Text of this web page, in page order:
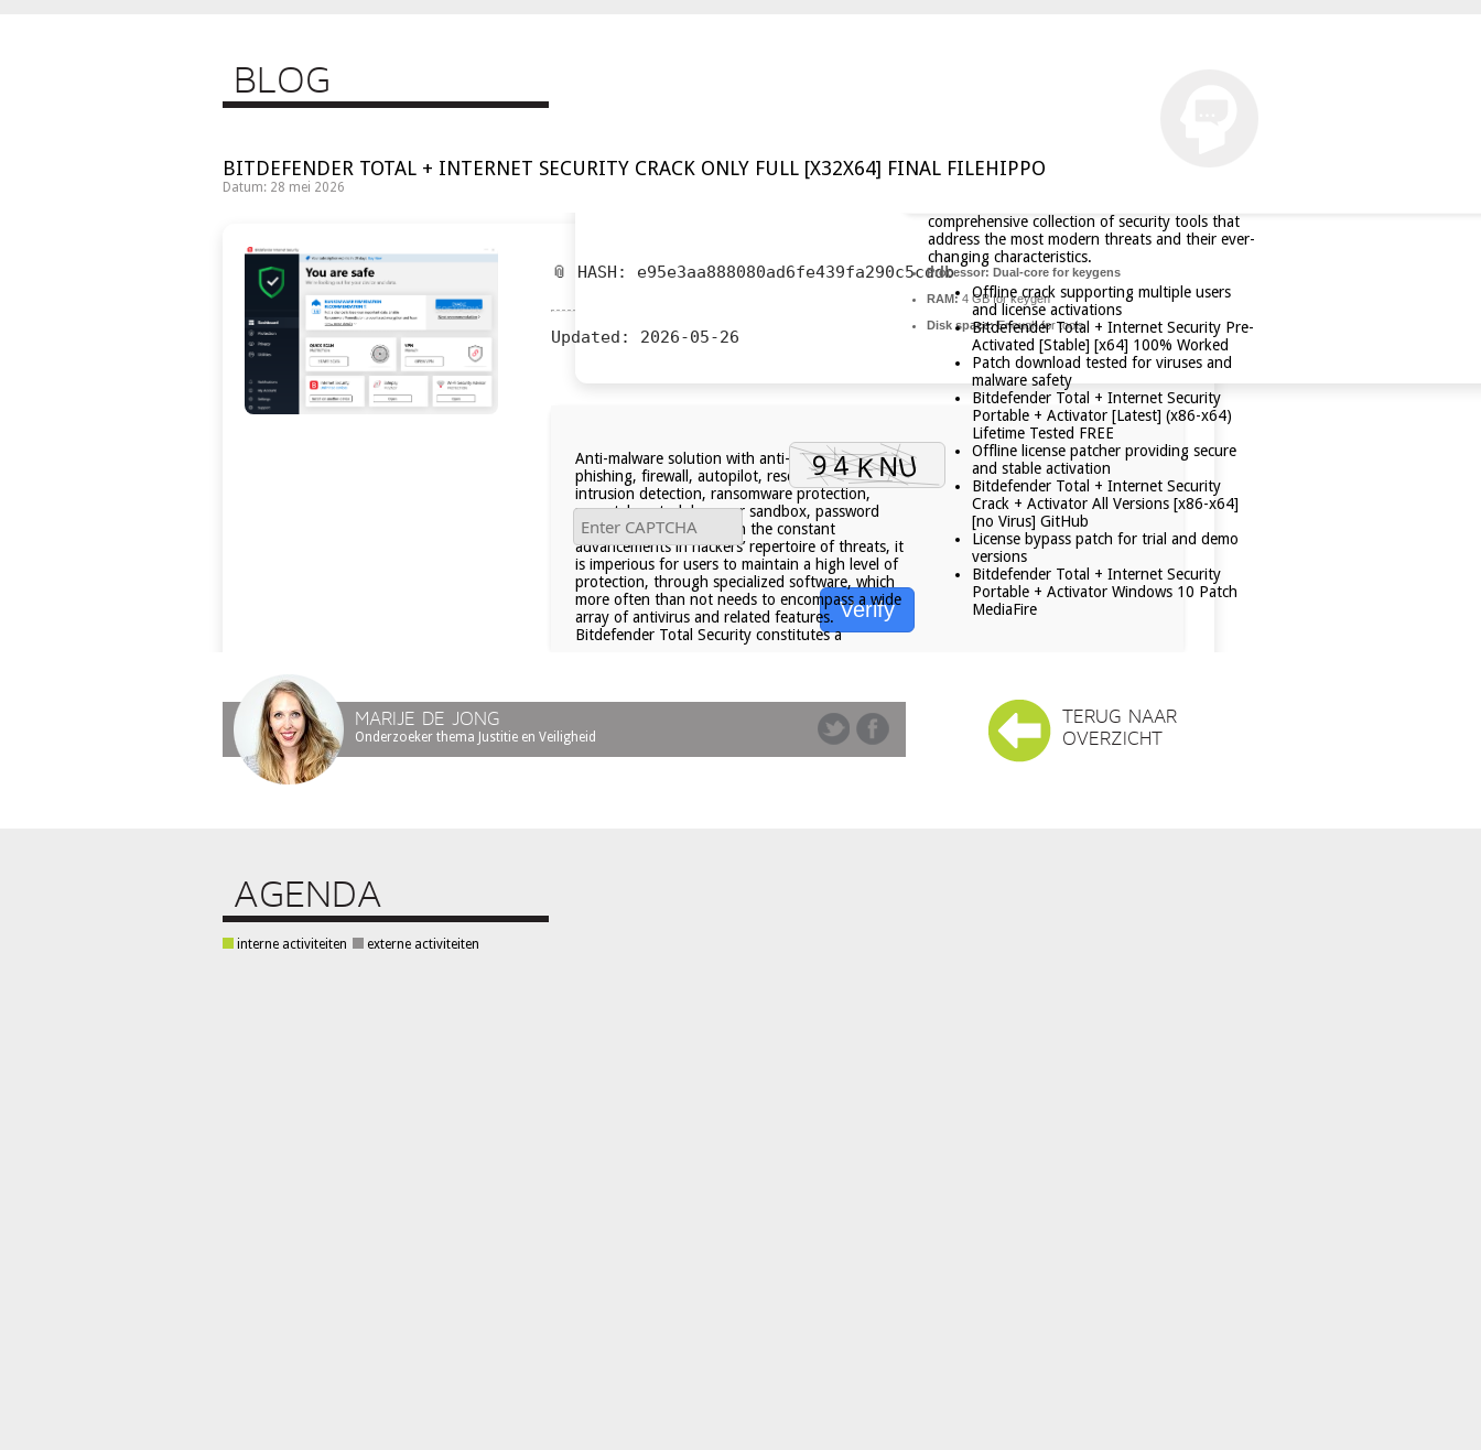
BLOG
BITDEFENDER TOTAL + INTERNET SECURITY CRACK ONLY FULL [X32X64] FINAL FILEHIPPO
Datum: 28 mei 2026
📎 HASH: e95e3aa888080ad6fe439fa290c5cddb
Updated: 2026-05-26
Verify
Processor: Dual-core for keygens
RAM:4 GB for keygen
Disk space:Enough for tools
Anti-malware solution with anti-theft, anti-
phishing, firewall, autopilot, rescue mode,
intrusion detection, ransomware protection,
parental control, browser sandbox, password
manager, and more. With the constant
advancements in hackers’ repertoire of threats, it
is imperious for users to maintain a high level of
protection, through specialized software, which
more often than not needs to encompass a wide
array of antivirus and related features.
Bitdefender Total Security constitutes a
comprehensive collection of security tools that
address the most modern threats and their ever-
changing characteristics.
Offline crack supporting multiple users
and license activations
Bitdefender Total + Internet Security Pre-
Activated [Stable] [x64] 100% Worked
Patch download tested for viruses and
malware safety
Bitdefender Total + Internet Security
Portable + Activator [Latest] (x86-x64)
Lifetime Tested FREE
Offline license patcher providing secure
and stable activation
Bitdefender Total + Internet Security
Crack + Activator All Versions [x86-x64]
[no Virus] GitHub
License bypass patch for trial and demo
versions
Bitdefender Total + Internet Security
Portable + Activator Windows 10 Patch
MediaFire
MARIJE DE JONG
Onderzoeker thema Justitie en Veiligheid
TERUG NAAR
OVERZICHT
AGENDA
interne activiteiten externe activiteiten